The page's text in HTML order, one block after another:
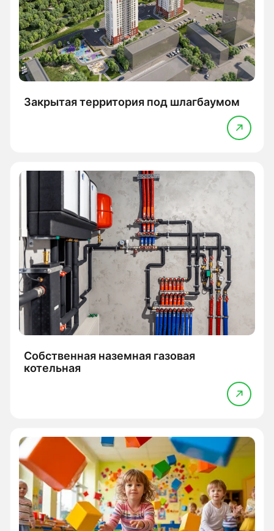
Закрытая территория под шлагбаумом
Собственная наземная газовая
котельная